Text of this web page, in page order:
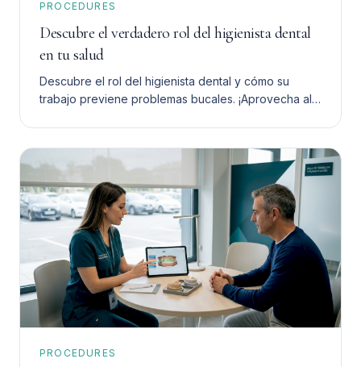
PROCEDURES
Descubre el verdadero rol del higienista dental
en tu salud
Descubre el rol del higienista dental y cómo su
trabajo previene problemas bucales. ¡Aprovecha al
PROCEDURES